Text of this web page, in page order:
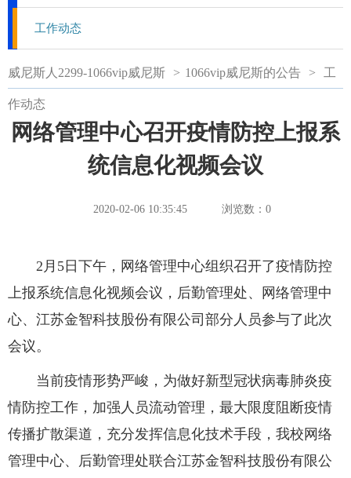
工作动态
威尼斯人2299-1066vip威尼斯 > 1066vip威尼斯的公告 > 工
作动态
网络管理中心召开疫情防控上报系
统信息化视频会议
2020-02-06 10:35:45 浏览数： 0
2月5日下午，网络管理中心组织召开了疫情防控
上报系统信息化视频会议，后勤管理处、网络管理中
心、江苏金智科技股份有限公司部分人员参与了此次
会议。
当前疫情形势严峻，为做好新型冠状病毒肺炎疫
情防控工作，加强人员流动管理，最大限度阻断疫情
传播扩散渠道，充分发挥信息化技术手段，我校网络
管理中心、后勤管理处联合江苏金智科技股份有限公